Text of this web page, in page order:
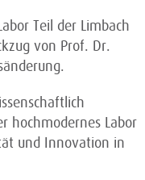
Teil der Limbach
von Prof. Dr.
hochmodernes Labor
und Innovation in